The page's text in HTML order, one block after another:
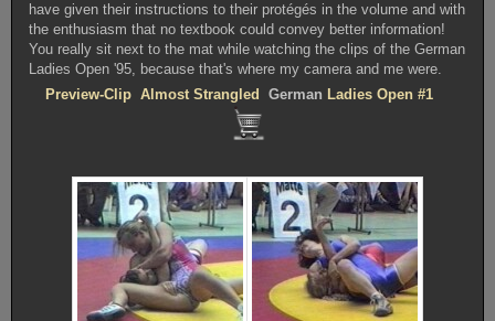
have given their instructions to their protégés in the volume and with
the enthusiasm that no textbook could convey better information!
You really sit next to the mat while watching the clips of the German
Ladies Open '95, because that's where my camera and me were.
Preview-Clip Almost Strangled German Ladies Open #1